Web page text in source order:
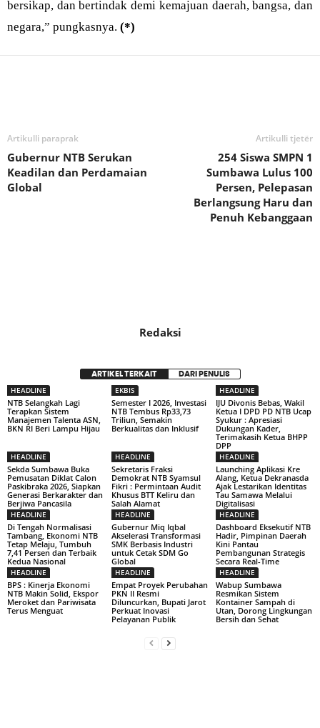
bersikap, dan bertindak demi kemajuan daerah, bangsa, dan
negara,” pungkasnya. (*)
Artikulli paraprak
Gubernur NTB Serukan
Keadilan dan Perdamaian
Global
Artikulli tjetër
254 Siswa SMPN 1
Sumbawa Lulus 100
Persen, Pelepasan
Berlangsung Haru dan
Penuh Kebanggaan
Redaksi
ARTIKEL TERKAIT DARI PENULIS
HEADLINE
NTB Selangkah Lagi
Terapkan Sistem
Manajemen Talenta ASN,
BKN RI Beri Lampu Hijau
EKBIS
Semester I 2026, Investasi
NTB Tembus Rp33,73
Triliun, Semakin
Berkualitas dan Inklusif
HEADLINE
IJU Divonis Bebas, Wakil
Ketua I DPD PD NTB Ucap
Syukur : Apresiasi
Dukungan Kader,
Terimakasih Ketua BHPP
DPP
HEADLINE
Sekda Sumbawa Buka
Pemusatan Diklat Calon
Paskibraka 2026, Siapkan
Generasi Berkarakter dan
Berjiwa Pancasila
HEADLINE
Sekretaris Fraksi
Demokrat NTB Syamsul
Fikri : Permintaan Audit
Khusus BTT Keliru dan
Salah Alamat
HEADLINE
Launching Aplikasi Kre
Alang, Ketua Dekranasda
Ajak Lestarikan Identitas
Tau Samawa Melalui
Digitalisasi
HEADLINE
Di Tengah Normalisasi
Tambang, Ekonomi NTB
Tetap Melaju, Tumbuh
7,41 Persen dan Terbaik
Kedua Nasional
HEADLINE
Gubernur Miq Iqbal
Akselerasi Transformasi
SMK Berbasis Industri
untuk Cetak SDM Go
Global
HEADLINE
Dashboard Eksekutif NTB
Hadir, Pimpinan Daerah
Kini Pantau
Pembangunan Strategis
Secara Real-Time
HEADLINE
BPS : Kinerja Ekonomi
NTB Makin Solid, Ekspor
Meroket dan Pariwisata
Terus Menguat
HEADLINE
Empat Proyek Perubahan
PKN II Resmi
Diluncurkan, Bupati Jarot
Perkuat Inovasi
Pelayanan Publik
HEADLINE
Wabup Sumbawa
Resmikan Sistem
Kontainer Sampah di
Utan, Dorong Lingkungan
Bersih dan Sehat